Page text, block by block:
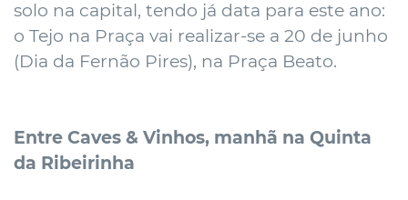
solo na capital, tendo já data para este ano:
o Tejo na Praça vai realizar-se a 20 de junho
(Dia da Fernão Pires), na Praça Beato.
Entre Caves & Vinhos, manhã na Quinta
da Ribeirinha